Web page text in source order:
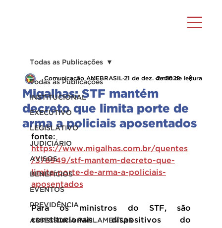
Todas as Publicações
INSTITUCIONAL
EXECUTIVO
LEGISLATIVO
JUDICIÁRIO
AVISOS
BENEFÍCIOS
EVENTOS
PREVIDÊNCIA
ASSESSORIA PARLAMENTAR
Todas as Publicações
Migalhas: STF mantém
decreto que limita porte de
arma a policiais aposentados
Comunicação AMEBRASIL 21 de dez. de 20222 min de leitura
fonte:
https://www.migalhas.com.br/quentes
/378949/stf-mantem-decreto-que-
limita-porte-de-arma-a-policiais-
aposentados
Para os ministros do STF, são
constitucionais dispositivos do